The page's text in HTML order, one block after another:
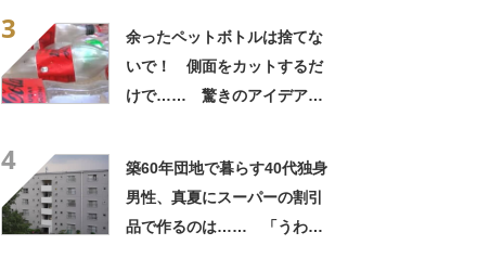
3
余ったペットボトルは捨てな
いで！ 側面をカットするだ
けで…… 驚きのアイデアに
4
築60年団地で暮らす40代独身
男性、真夏にスーパーの割引
品で作るのは…… 「うわ